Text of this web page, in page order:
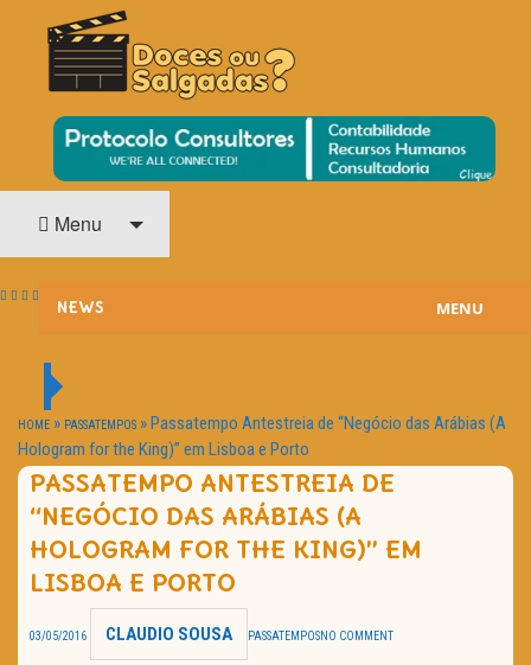
DOCES OU SALGADAS?
O Cinema? Uma Paixão!!
Menu
NEWS
HOME CINEMA
NOTA PESSOAL
MENU
HOME » PASSATEMPOS »Passatempo Antestreia de “Negócio das Arábias (A
Hologram for the King)” em Lisboa e Porto
PASSATEMPO ANTESTREIA DE
“NEGÓCIO DAS ARÁBIAS (A
HOLOGRAM FOR THE KING)” EM
LISBOA E PORTO
03/05/2016 CLAUDIO SOUSA PASSATEMPOSNO COMMENT